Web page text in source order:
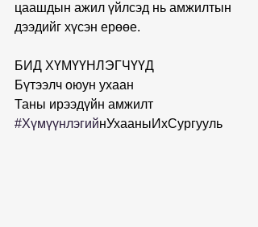
цаашдын ажил үйлсэд нь амжилтын
дээдийг хүсэн ерөөе.
БИД ХҮМҮҮНЛЭГЧҮҮД
Бүтээлч оюун ухаан
Таны ирээдүйн амжилт
#ХүмүүнлэгийнУхааныИхСургууль